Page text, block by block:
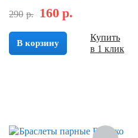
290 р. 160 р.
В корзину
Купить
в 1 клик